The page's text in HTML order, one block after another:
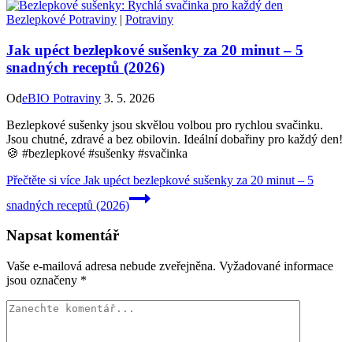
Bezlepkové Potraviny | Potraviny
Jak upéct bezlepkové sušenky za 20 minut – 5
snadných receptů (2026)
OdeBIO Potraviny 3. 5. 2026
Bezlepkové sušenky jsou skvělou volbou pro rychlou svačinku.
Jsou chutné, zdravé a bez obilovin. Ideální dobařiny pro každý den!
🍪 #bezlepkové #sušenky #svačinka
Přečtěte si více Jak upéct bezlepkové sušenky za 20 minut – 5
snadných receptů (2026)
Napsat komentář
Vaše e-mailová adresa nebude zveřejněna. Vyžadované informace
jsou označeny *